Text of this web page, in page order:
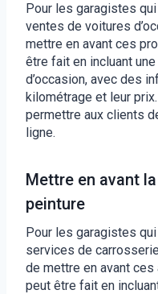
Pour les garagistes
ventes de voitures
mettre en avant ces
être fait en incluant
d’occasion, avec des
kilométrage et leur
permettre aux clients
ligne.
Mettre en avant
peinture
Pour les garagistes
services de
de mettre en avant
peut être fait en